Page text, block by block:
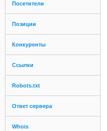
Посетители
Позиции
Конкуренты
Ссылки
Robots.txt
Ответ сервера
Whois